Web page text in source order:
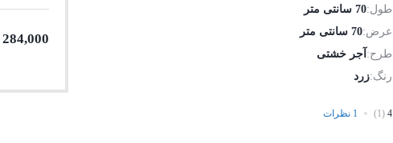
طول:70 سانتی متر
عرض:70 سانتی متر
طرح: آجر خشتی
رنگ:زرد
4
(1) 1 نظرات
284,000